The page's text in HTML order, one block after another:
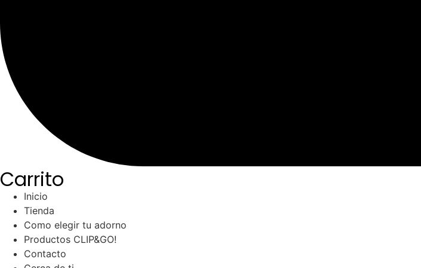
Carrito
Inicio
Tienda
Como elegir tu adorno
Productos CLIP&GO!
Contacto